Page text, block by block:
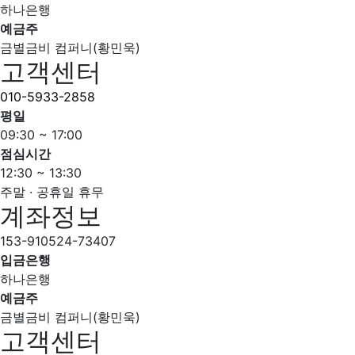
하나은행
예금주
금별금비 컴퍼니(황민욱)
고객센터
010-5933-2858
평일
09:30 ~ 17:00
점심시간
12:30 ~ 13:30
주말 · 공휴일 휴무
계좌정보
153-910524-73407
입금은행
하나은행
예금주
금별금비 컴퍼니(황민욱)
고객센터